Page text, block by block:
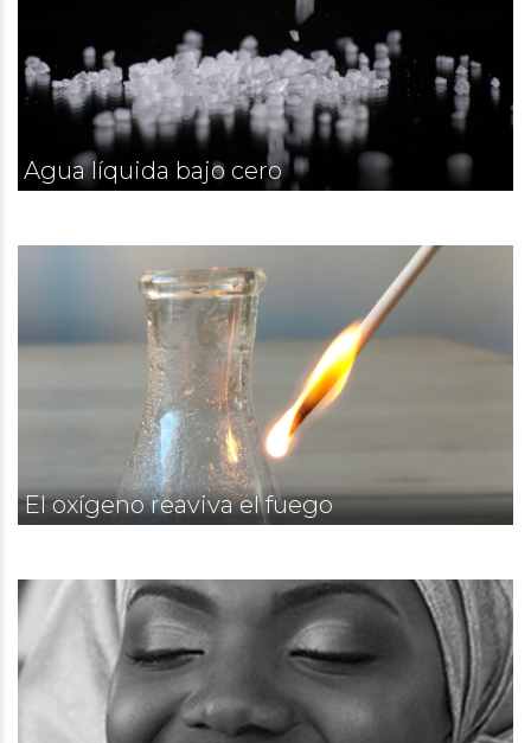
Agua líquida bajo cero
El oxígeno reaviva el fuego